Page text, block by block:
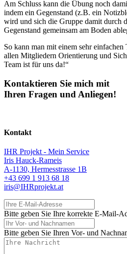
Am Schluss kann die Übung noch
indem ein Gegenstand (z.B. ein
wird und sich die Gruppe damit durch
Gegenstand gemeinsam am Boden
So kann man mit einem sehr einfachen
allen Mitgliedern Orientierung und
Team ist für uns da!“
Kontaktieren Sie mich mit
Ihren Fragen und Anliegen!
Kontakt
IHR Projekt - Mein Service
Iris Hauck-Rameis
A-1130, Hermesstrasse 1B
+43 699 1 913 68 18
iris@IHRprojekt.at
Ihre E-Mail-Adresse
Bitte geben Sie Ihre korrekte E-Mail-
Ihr Vor- und Nachnamen
Bitte geben Sie Ihren Vor- und
Ihre Nachricht